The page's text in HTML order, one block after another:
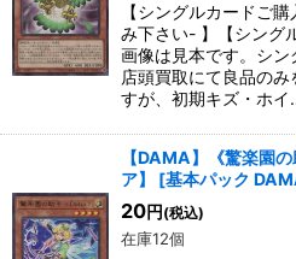
【シングルカードご
み下さい- 】【シング
画像は見本です。シ
店頭買取にて良品の
すが、初期キズ・ホ
【DAMA】《驚楽園
ア】
[基本パック
20円 (税込)
在庫12個